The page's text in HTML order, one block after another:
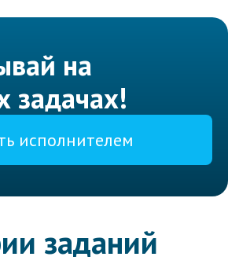
на
исполнителем
заданий